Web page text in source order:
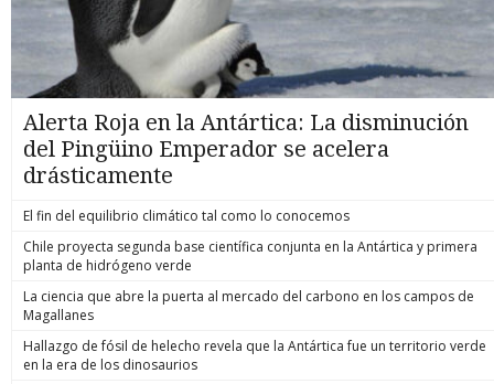
Alerta Roja en la Antártica: La disminución
del Pingüino Emperador se acelera
drásticamente
El fin del equilibrio climático tal como lo conocemos
Chile proyecta segunda base científica conjunta en la Antártica y primera
planta de hidrógeno verde
La ciencia que abre la puerta al mercado del carbono en los campos de
Magallanes
Hallazgo de fósil de helecho revela que la Antártica fue un territorio verde
en la era de los dinosaurios